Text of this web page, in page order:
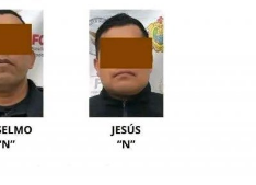
también será
para determinar la
si existió
alguno de los conductores.